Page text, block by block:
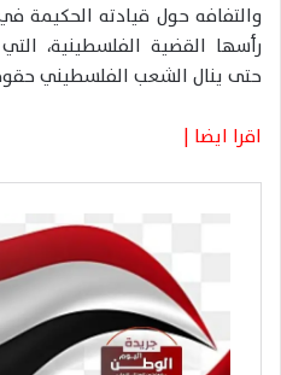
والتفافه حول قيادته الحكيمة
رأسها القضية الفلسطينية،
حتى ينال الشعب الفلسطيني
اقرا ايضا |